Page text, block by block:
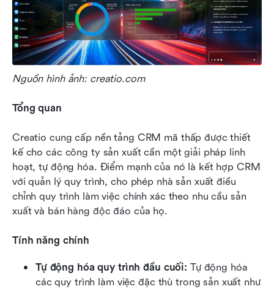
Nguồn hình ảnh: creatio.com
Tổng quan
Creatio cung cấp nền tảng CRM mã thấp được thiết
kế cho các công ty sản xuất cần một giải pháp linh
hoạt, tự động hóa. Điểm mạnh của nó là kết hợp CRM
với quản lý quy trình, cho phép nhà sản xuất điều
chỉnh quy trình làm việc chính xác theo nhu cầu sản
xuất và bán hàng độc đáo của họ.
Tính năng chính
Tự động hóa quy trình đầu cuối: Tự động hóa
các quy trình làm việc đặc thù trong sản xuất như